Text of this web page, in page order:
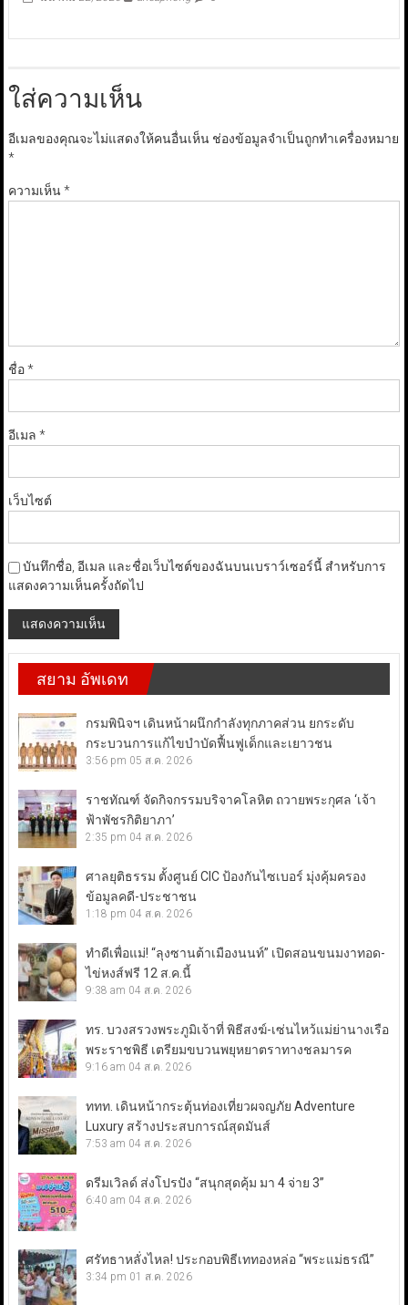
ใส่ความเห็น
อีเมลของคุณจะไม่แสดงให้คนอื่นเห็น ช่องข้อมูลจำเป็นถูกทำเครื่องหมาย
*
ความเห็น*
ชื่อ*
อีเมล *
เว็บไซต์
บันทึกชื่อ, อีเมล และชื่อเว็บไซต์ของฉันบนเบราว์เซอร์นี้ สำหรับการ
แสดงความเห็นครั้งถัดไป
สยาม อัพเดท
กรมพินิจฯ เดินหน้าผนึกกำลังทุกภาคส่วน ยกระดับ
กระบวนการแก้ไขบำบัดฟื้นฟูเด็กและเยาวชน
3:56 pm 05 ส.ค. 2026
ราชทัณฑ์ จัดกิจกรรมบริจาคโลหิต ถวายพระกุศล ‘เจ้า
ฟ้าพัชรกิติยาภา’
2:35 pm 04 ส.ค. 2026
ศาลยุติธรรม ตั้งศูนย์ CIC ป้องกันไซเบอร์ มุ่งคุ้มครอง
ข้อมูลคดี-ประชาชน
1:18 pm 04 ส.ค. 2026
ทำดีเพื่อแม่! “ลุงซานต้าเมืองนนท์” เปิดสอนขนมงาทอด-
ไข่หงส์ฟรี 12 ส.ค.นี้
9:38 am 04 ส.ค. 2026
ทร. บวงสรวงพระภูมิเจ้าที่ พิธีสงฆ์-เซ่นไหว้แม่ย่านางเรือ
พระราชพิธี เตรียมขบวนพยุหยาตราทางชลมารค
9:16 am 04 ส.ค. 2026
ททท. เดินหน้ากระตุ้นท่องเที่ยวผจญภัย Adventure
Luxury สร้างประสบการณ์สุดมันส์
7:53 am 04 ส.ค. 2026
ดรีมเวิลด์ ส่งโปรปัง “สนุกสุดคุ้ม มา 4 จ่าย 3”
6:40 am 04 ส.ค. 2026
ศรัทธาหลั่งไหล! ประกอบพิธีเททองหล่อ “พระแม่ธรณี”
3:34 pm 01 ส.ค. 2026